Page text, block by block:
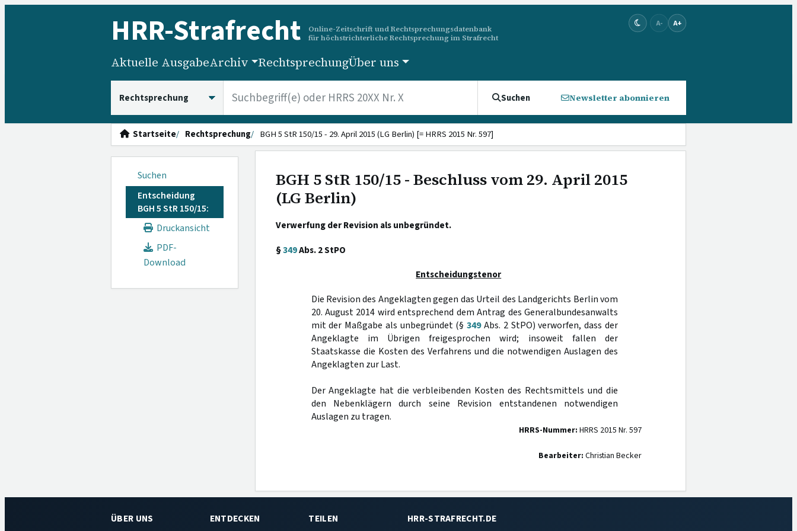
HRR-Strafrecht
Online-Zeitschrift und Rechtsprechungsdatenbank
für höchstrichterliche Rechtsprechung im Strafrecht
A- A+
Aktuelle AusgabeArchiv RechtsprechungÜber uns
Suchen Newsletter abonnieren
Startseite Rechtsprechung BGH 5 StR 150/15 - 29. April 2015 (LG Berlin) [= HRRS 2015 Nr. 597]
Suchen
Entscheidung
BGH 5 StR 150/15:
Druckansicht
PDF-
Download
BGH 5 StR 150/15 - Beschluss vom 29. April 2015
(LG Berlin)
Verwerfung der Revision als unbegründet.
§349Abs. 2 StPO
Entscheidungstenor
Die Revision des Angeklagten gegen das Urteil des Landgerichts Berlin vom
20. August 2014 wird entsprechend dem Antrag des Generalbundesanwalts
mit der Maßgabe als unbegründet (§349Abs. 2 StPO) verworfen, dass der
Angeklagte im Übrigen freigesprochen wird; insoweit fallen der
Staatskasse die Kosten des Verfahrens und die notwendigen Auslagen des
Angeklagten zur Last.
Der Angeklagte hat die verbleibenden Kosten des Rechtsmittels und die
den Nebenklägern durch seine Revision entstandenen notwendigen
Auslagen zu tragen.
HRRS-Nummer: HRRS 2015 Nr. 597
Bearbeiter: Christian Becker
ÜBER UNS ENTDECKEN TEILEN HRR-STRAFRECHT.DE